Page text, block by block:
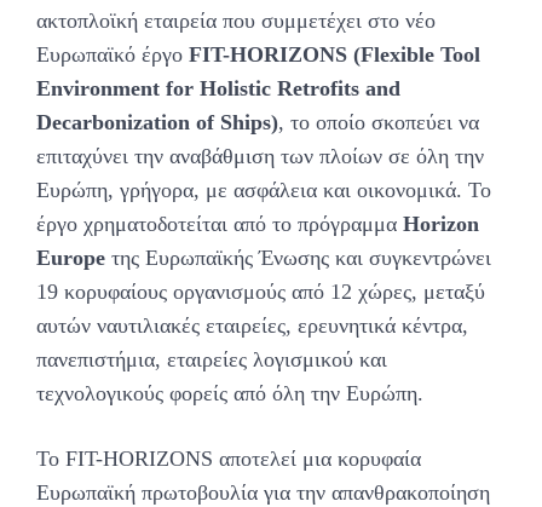
ακτοπλοϊκή εταιρεία που συμμετέχει στο νέο
Ευρωπαϊκό έργο FIT-HORIZONS (Flexible Tool
Environment for Holistic Retrofits and
Decarbonization of Ships), το οποίο σκοπεύει να
επιταχύνει την αναβάθμιση των πλοίων σε όλη την
Ευρώπη, γρήγορα, με ασφάλεια και οικονομικά. Το
έργο χρηματοδοτείται από το πρόγραμμα Horizon
Europe της Ευρωπαϊκής Ένωσης και συγκεντρώνει
19 κορυφαίους οργανισμούς από 12 χώρες, μεταξύ
αυτών ναυτιλιακές εταιρείες, ερευνητικά κέντρα,
πανεπιστήμια, εταιρείες λογισμικού και
τεχνολογικούς φορείς από όλη την Ευρώπη.
Το FIT-HORIZONS αποτελεί μια κορυφαία
Ευρωπαϊκή πρωτοβουλία για την απανθρακοποίηση